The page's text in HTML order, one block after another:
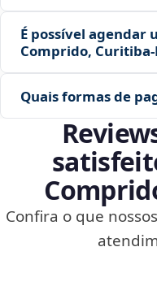
É possível agendar
Comprido,
Quais formas de
Confira o que